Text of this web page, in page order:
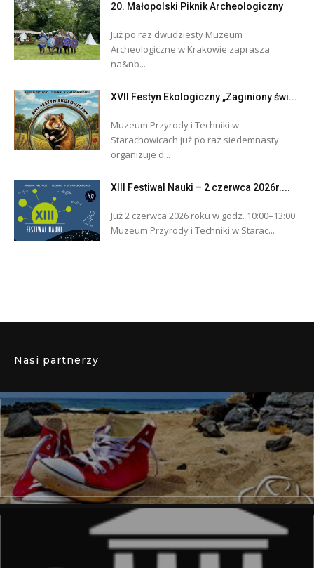
20. Małopolski Piknik Archeologiczny
Już po raz dwudziesty Muzeum
Archeologiczne w Krakowie zaprasza
na&nb...
XVII Festyn Ekologiczny „Zaginiony świ...
Muzeum Przyrody i Techniki w
Starachowicach już po raz siedemnasty
organizuje d...
XIII Festiwal Nauki – 2 czerwca 2026r....
Już 2 czerwca 2026 roku w godz. 10:00–13:00
Muzeum Przyrody i Techniki w Starac...
Nasi partnerzy